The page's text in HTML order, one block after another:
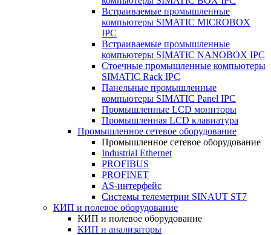
Встраиваемые промышленные
компьютеры SIMATIC MICROBOX
IPC
Встраиваемые промышленные
компьютеры SIMATIC NANOBOX IPC
Стоечные промышленные компьютеры
SIMATIC Rack IPC
Панельные промышленные
компьютеры SIMATIC Panel IPC
Промышленные LCD мониторы
Промышленная LCD клавиатура
Промышленное сетевое оборудование
Промышленное сетевое оборудование
Industrial Ethernet
PROFIBUS
PROFINET
AS-интерфейс
Системы телеметрии SINAUT ST7
КИП и полевое оборудование
КИП и полевое оборудование
КИП и анализаторы